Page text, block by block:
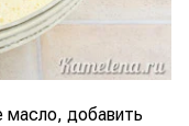
масло, добавить